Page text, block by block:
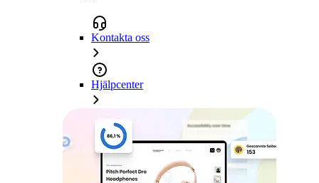
Kontakta oss
Hjälpcenter